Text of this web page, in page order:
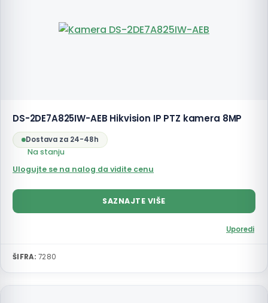
DS-2DE7A825IW-AEB Hikvision IP PTZ kamera 8MP
Dostava za 24-48h
Na stanju
Ulogujte se na nalog da vidite cenu
SAZNAJTE VIŠE
Uporedi
ŠIFRA: 7280